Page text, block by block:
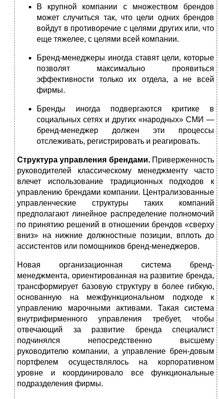
В крупной компании с множеством брендов
может случиться так, что цели одних брендов
войдут в противоречие с целями других или, что
еще тяжелее, с целями всей компании.
Бренд-менеджеры иногда ставят цели, которые
позволят максимально проявиться
эффективности только их отдела, а не всей
фирмы.
Бренды иногда подвергаются критике в
социальных сетях и других «народных» СМИ —
бренд-менеджер должен эти процессы
отслеживать, регистрировать и реагировать.
Структура управления брендами. Приверженность
руко­водителей классическому менеджменту часто
влечет использование традиционных подходов к
управлению брендами компании. Центра­лизованные
управленческие структуры таких компаний
предполага­ют линейное распределение полномочий
по принятию решений в отношении брендов «сверху
вниз» на нижние должностные позиции, вплоть до
ассистентов или помощников бренд-менеджеров.
Новая организационная система бренд-
менеджмента, ориентирован­ная на развитие бренда,
трансформирует базовую структуру в более гиб­кую,
основанную на межфункциональном подходе к
управлению ма­рочными активами. Такая система
внутрифирменного управления тре­бует, чтобы
отвечающий за развитие бренда специалист
подчинялся непосредственно высшему
руководителю компании, а управление брен-довым
портфелем осуществлялось на корпоративном
уровне и коорди­нировало все функциональные
подразделения фирмы.